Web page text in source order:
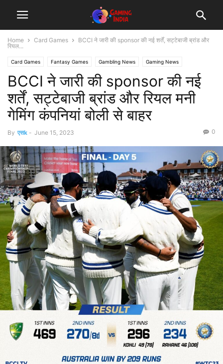
Home Card Games
BCCI ने जारी की sponsor की नई शर्तें, सट्टेबाजी ब्रांड और
रियल...
Card Games Fantasy Games Gambling News Gaming News
poker news
BCCI ने जारी की sponsor की नई
शर्तें, सट्टेबाजी ब्रांड और रियल मनी
गेमिंग कंपनियां बोली से बाहर
By एसk - June 15, 2023 0